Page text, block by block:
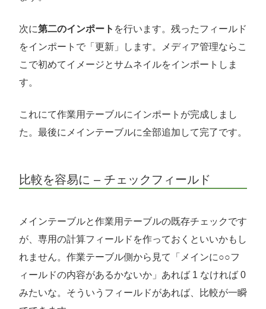
次に第二のインポート を行います。残ったフィールド
をインポートで「更新」します。メディア管理ならこ
こで初めてイメージとサムネイルをインポートしま
す。
これにて作業用テーブルにインポートが完成しまし
た。最後にメインテーブルに全部追加して完了です。
比較を容易に – チェックフィールド
メインテーブルと作業用テーブルの既存チェックです
が、専用の計算フィールドを作っておくといいかもし
れません。作業テーブル側から見て「メインに○○フ
ィールドの内容があるかないか」あれば 1 なければ 0
みたいな。そういうフィールドがあれば、比較が一瞬